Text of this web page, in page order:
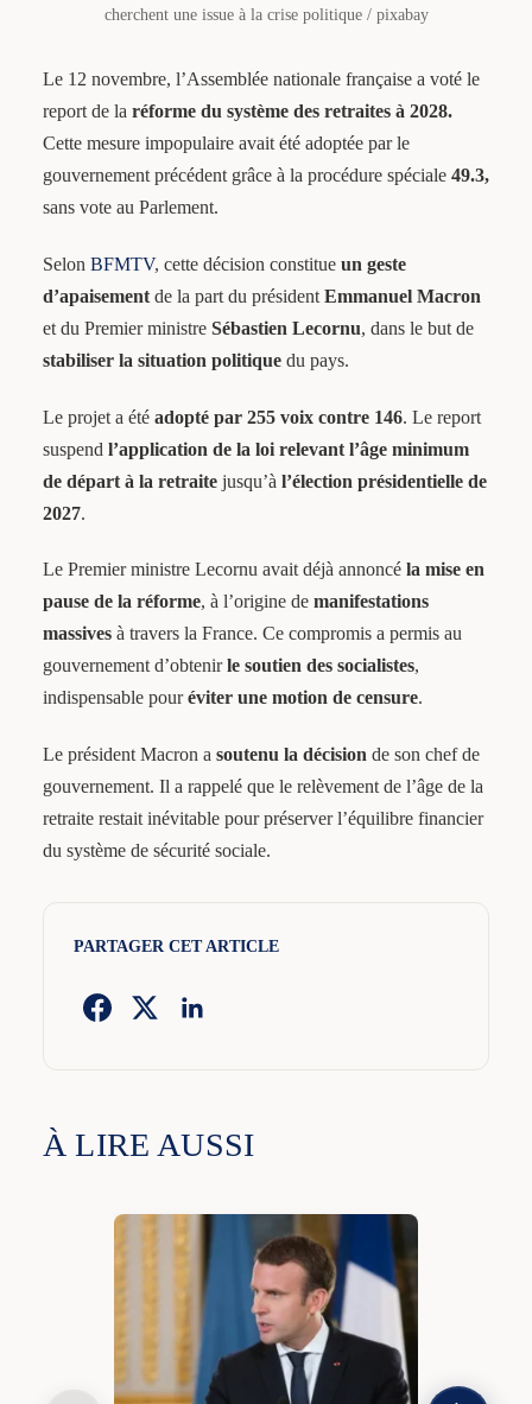
cherchent une issue à la crise politique / pixabay
Le 12 novembre, l’Assemblée nationale française a voté le
report de la réforme du système des retraites à 2028.
Cette mesure impopulaire avait été adoptée par le
gouvernement précédent grâce à la procédure spéciale49.3,
sans vote au Parlement.
Selon BFMTV, cette décision constitue un geste
d’apaisementde la part du président Emmanuel Macron
et du Premier ministre Sébastien Lecornu, dans le but de
stabiliser la situation politiquedu pays.
Le projet a été adopté par 255 voix contre 146. Le report
suspend l’application de la loi relevant l’âge minimum
de départ à la retraitejusqu’à l’élection présidentielle de
2027.
Le Premier ministre Lecornu avait déjà annoncé la mise en
pause de la réforme, à l’origine de manifestations
massivesà travers la France. Ce compromis a permis au
gouvernement d’obtenirle soutien des socialistes,
indispensable pouréviter une motion de censure.
Le président Macron a soutenu la décision de son chef de
gouvernement. Il a rappelé que le relèvement de l’âge de la
retraite restait inévitable pour préserver l’équilibre financier
du système de sécurité sociale.
PARTAGER CET ARTICLE
À LIRE AUSSI